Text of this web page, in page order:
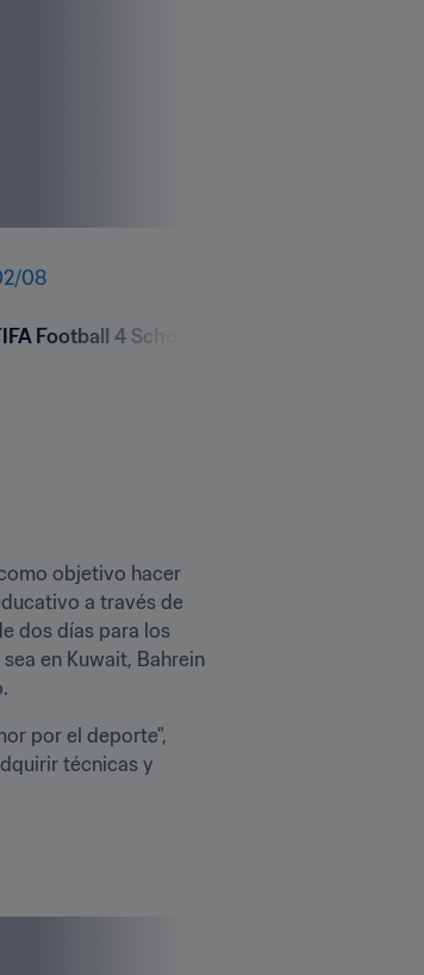
/08
Football 4 Schools - Kuwait
objetivo hacer
a través de
dos días para los
en Kuwait, Bahrein
por el deporte",
técnicas y